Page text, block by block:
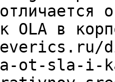
OLA в
ot-sla-i-